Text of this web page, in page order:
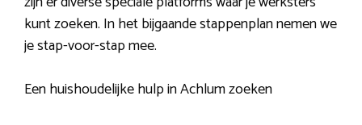
kunt zoeken. In het bijgaande stappenplan nemen we
je stap-voor-stap mee.
Een huishoudelijke hulp in Achlum zoeken